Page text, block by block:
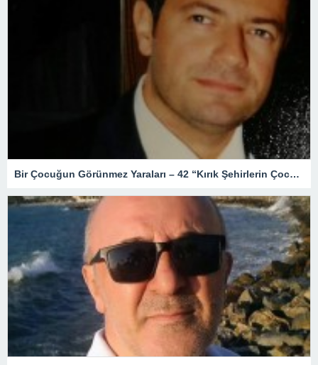
Bir Çocuğun Görünmez Yaraları – 42 “Kırık Şehirlerin Çocukları”